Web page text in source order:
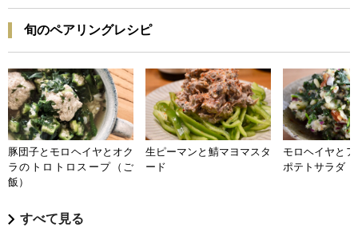
旬のペアリングレシピ
豚団子とモロヘイヤとオク
ラのトロトロスープ（ご
飯）
生ピーマンと鯖マヨマスタ
ード
モロヘイヤと
ポテトサラダ
すべて見る